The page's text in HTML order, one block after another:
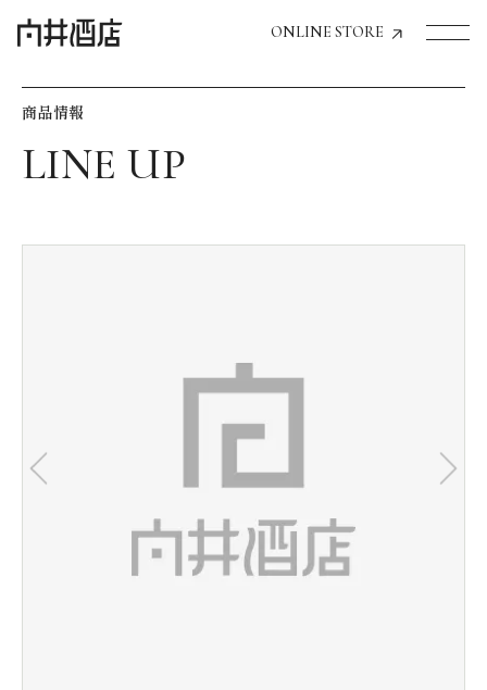
ONLINE STORE
飲食店経営のお客様
お気に入り機能の活用方法
会社情報
商品情報